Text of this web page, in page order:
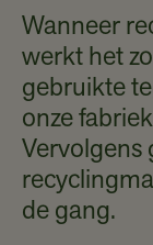
Wanneer
werkt het
gebruikte
onze
Vervolgens
de gang.